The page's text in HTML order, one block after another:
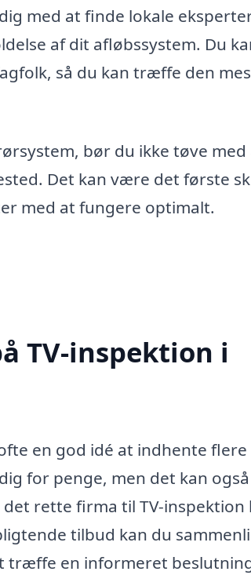
med at finde lokale
af dit afløbssystem. Du
så du kan træffe den
bør du ikke tøve med
Det kan være det første
med at fungere optimalt.
TV-inspektion i
en god idé at indhente flere
for penge, men det kan også
rette firma til TV-inspektion
tilbud kan du
træffe en informeret